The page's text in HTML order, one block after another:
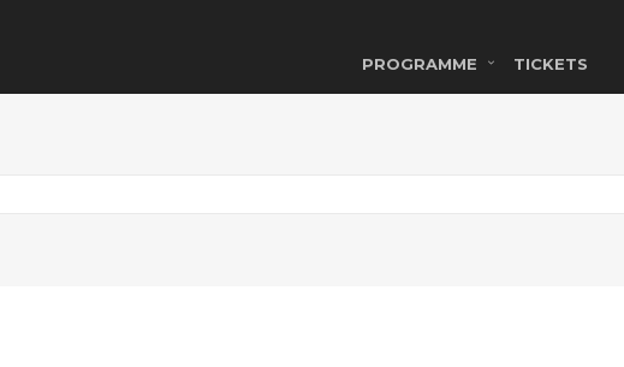
PROGRAMME TICKETS